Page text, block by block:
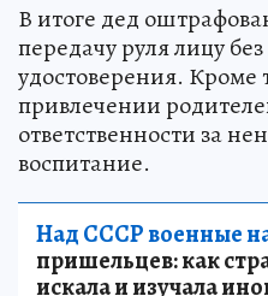
В итоге дед
передачу руля лицу
удостоверения. Кроме
привлечении
ответственности за
воспитание.
Над СССР военные
пришельцев: как
искала и изучала